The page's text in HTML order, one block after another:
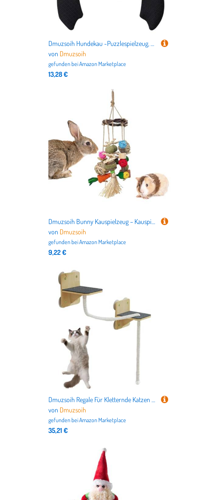
Dmuzsoih Hundekau -Puzzlespielzeug, Hundespielspender Spielzeug,Quietschender Lebensmittelspender langsamer Feeder - Affendesign einriechend anspruchsvoll für das Training für das Tee -etwas
von Dmuzsoih
gefunden beiAmazon Marketplace
13,28 €
Dmuzsoih Bunny Kauspielzeug – Kauspielzeug und Leckerlis für Kaninchenkäfige, essbare Leckerlis, natürliche Langeweile, Linderung für kleine Tiere, Haustiere, Chinchillas, Frettchen, Hamster
von Dmuzsoih
gefunden beiAmazon Marketplace
9,22 €
Dmuzsoih Regale Für Kletternde Katzen - Platzsparendes Wandregal für Katzen mit Halterung | Natürliche Klettertürme Spielbereich Treppen Für Indoor Spiel
von Dmuzsoih
gefunden beiAmazon Marketplace
35,21 €